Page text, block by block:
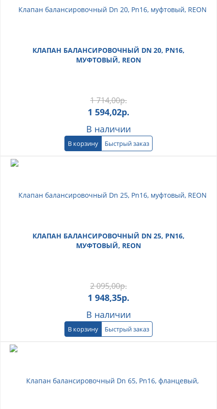
КЛАПАН БАЛАНСИРОВОЧНЫЙ DN 20, PN16,
МУФТОВЫЙ, REON
1 714,00р.
1 594,02р.
В наличии
В корзину Быстрый заказ
КЛАПАН БАЛАНСИРОВОЧНЫЙ DN 25, PN16,
МУФТОВЫЙ, REON
2 095,00р.
1 948,35р.
В наличии
В корзину Быстрый заказ